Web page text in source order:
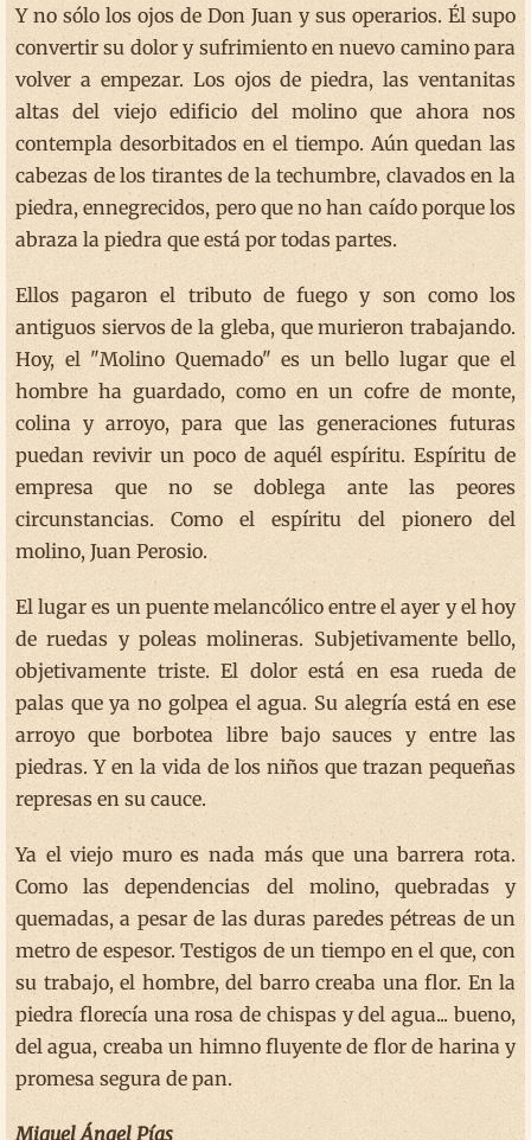
Y no sólo los ojos de Don Juan y sus operarios. Él supo
convertir su dolor y sufrimiento en nuevo camino para
volver a empezar. Los ojos de piedra, las ventanitas
altas del viejo edificio del molino que ahora nos
contempla desorbitados en el tiempo. Aún quedan las
cabezas de los tirantes de la techumbre, clavados en la
piedra, ennegrecidos, pero que no han caído porque los
abraza la piedra que está por todas partes.
Ellos pagaron el tributo de fuego y son como los
antiguos siervos de la gleba, que murieron trabajando.
Hoy, el "Molino Quemado" es un bello lugar que el
hombre ha guardado, como en un cofre de monte,
colina y arroyo, para que las generaciones futuras
puedan revivir un poco de aquél espíritu. Espíritu de
empresa que no se doblega ante las peores
circunstancias. Como el espíritu del pionero del
molino, Juan Perosio.
El lugar es un puente melancólico entre el ayer y el hoy
de ruedas y poleas molineras. Subjetivamente bello,
objetivamente triste. El dolor está en esa rueda de
palas que ya no golpea el agua. Su alegría está en ese
arroyo que borbotea libre bajo sauces y entre las
piedras. Y en la vida de los niños que trazan pequeñas
represas en su cauce.
Ya el viejo muro es nada más que una barrera rota.
Como las dependencias del molino, quebradas y
quemadas, a pesar de las duras paredes pétreas de un
metro de espesor. Testigos de un tiempo en el que, con
su trabajo, el hombre, del barro creaba una flor. En la
piedra florecía una rosa de chispas y del agua... bueno,
del agua, creaba un himno fluyente de flor de harina y
promesa segura de pan.
Miguel Ángel Pías